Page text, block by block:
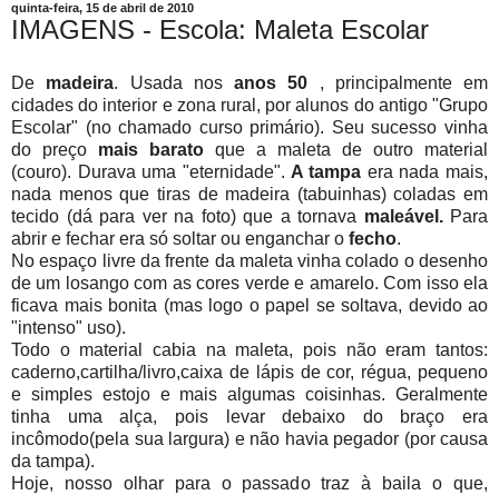
quinta-feira, 15 de abril de 2010
IMAGENS - Escola: Maleta Escolar
De madeira. Usada nos anos 50 , principalmente em
cidades do interior e zona rural, por alunos do antigo "Grupo
Escolar" (no chamado curso primário). Seu sucesso vinha
do preço mais barato que a maleta de outro material
(couro). Durava uma "eternidade". A tampa era nada mais,
nada menos que tiras de madeira (tabuinhas) coladas em
tecido (dá para ver na foto) que a tornava maleável. Para
abrir e fechar era só soltar ou enganchar o fecho.
No espaço livre da frente da maleta vinha colado o desenho
de um losango com as cores verde e amarelo. Com isso ela
ficava mais bonita (mas logo o papel se soltava, devido ao
"intenso" uso).
Todo o material cabia na maleta, pois não eram tantos:
caderno,cartilha/livro,caixa de lápis de cor, régua, pequeno
e simples estojo e mais algumas coisinhas. Geralmente
tinha uma alça, pois levar debaixo do braço era
incômodo(pela sua largura) e não havia pegador (por causa
da tampa).
Hoje, nosso olhar para o passado traz à baila o que,